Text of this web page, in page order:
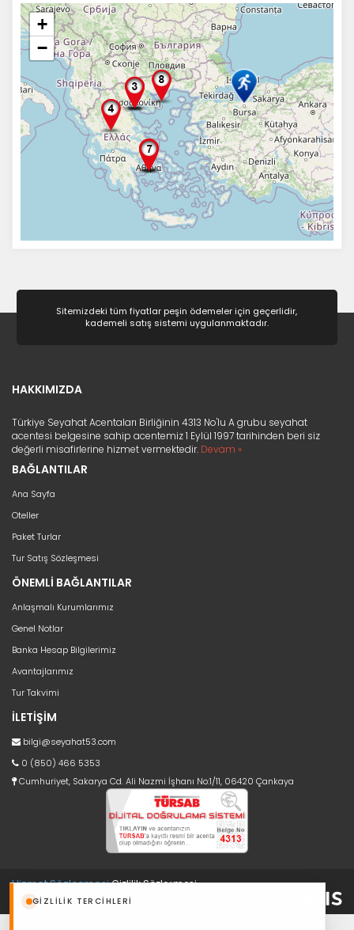
GIZLILIK TERCIHLERI
+
−
Sitemizdeki tüm fiyatlar peşin ödemeler için geçerlidir,
kademeli satış sistemi uygulanmaktadır.
HAKKIMIZDA
Türkiye Seyahat Acentaları Birliğinin 4313 No'lu A grubu seyahat
acentesi belgesine sahip acentemiz 1 Eylül 1997 tarihinden beri siz
değerli misafirlerine hizmet vermektedir. Devam »
BAĞLANTILAR
Ana Sayfa
Oteller
Paket Turlar
Tur Satış Sözleşmesi
ÖNEMLİ BAĞLANTILAR
Anlaşmalı Kurumlarımız
Genel Notlar
Banka Hesap Bilgilerimiz
Avantajlarımız
Tur Takvimi
İLETİŞİM
bilgi@seyahat53.com
0 (850) 466 5353
Cumhuriyet, Sakarya Cd. Ali Nazmi İşhanı No:1/11, 06420 Çankaya
Hizmet SözleşmesiGizlilik Sözleşmesi